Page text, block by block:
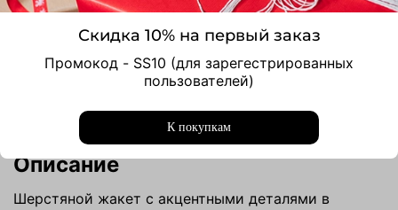
Описание
Шерстяной жакет с акцентными деталями в
Скидка 10% на первый заказ
Промокод - SS10 (для зарегестрированных
пользователей)
К покупкам